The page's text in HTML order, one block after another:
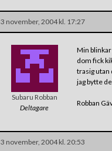
3 november, 2004 kl. 17:27
Subaru Robban
Deltagare
Min
dom fick
trasig utan
jag bytte
Robban
3 november, 2004 kl. 20:53